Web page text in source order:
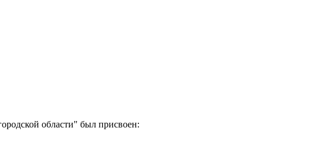
области" был присвоен: